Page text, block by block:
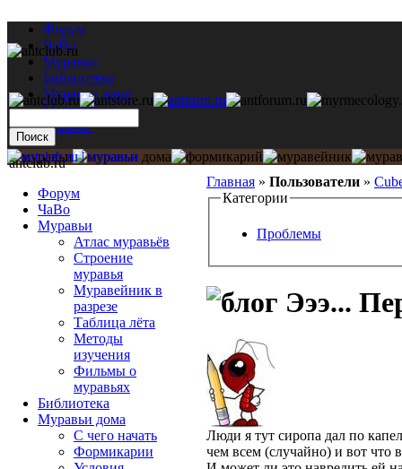
Форум
ЧаВо
Муравьи
Библиотека
Муравьи дома
Мастерская
Каталог
Главная » Пользователи »
Категории
Проблемы
Эээ...
Люди я тут сиропа дал по
чем всем (случайно) и вот что
antclub.ru
Форум
ЧаВо
Муравьи
Атлас муравьёв
Строение
муравья
Муравейник в
разрезе
Таблица лёта
Методы
изучения
Фильмы о
муравьях
Библиотека
Муравьи дома
С чего начать
Формикарии